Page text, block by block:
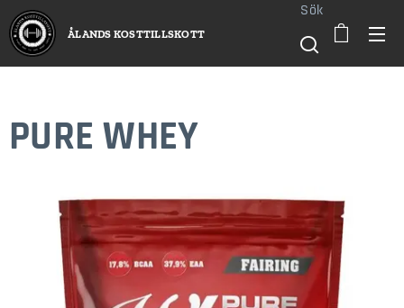
ÅLANDS KOSTTILLSKOTT
Sök
PURE WHEY